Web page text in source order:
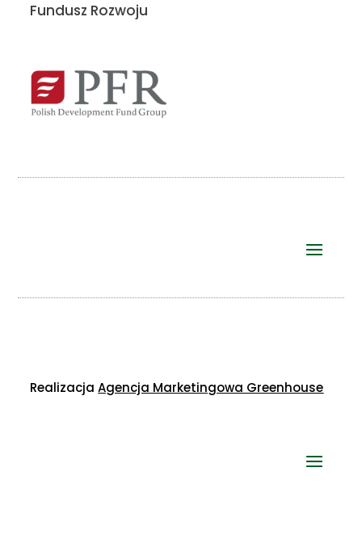
Fundusz Rozwoju
RealizacjaAgencja Marketingowa Greenhouse